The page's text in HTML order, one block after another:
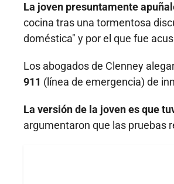
La joven presuntamente
cocina tras una tormentosa
doméstica" y por el que fue
Los abogados de Clenney
911 (línea de emergencia) de
La versión de la joven es que
argumentaron que las pruebas